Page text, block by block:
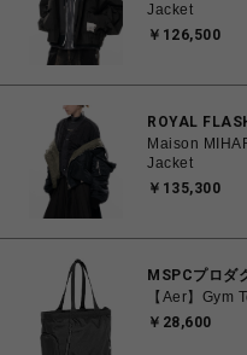
Jacket
￥126,500
ROYAL
Maison
Jacket
￥135,300
MSPCプロダ
【Aer】Gym
￥28,600